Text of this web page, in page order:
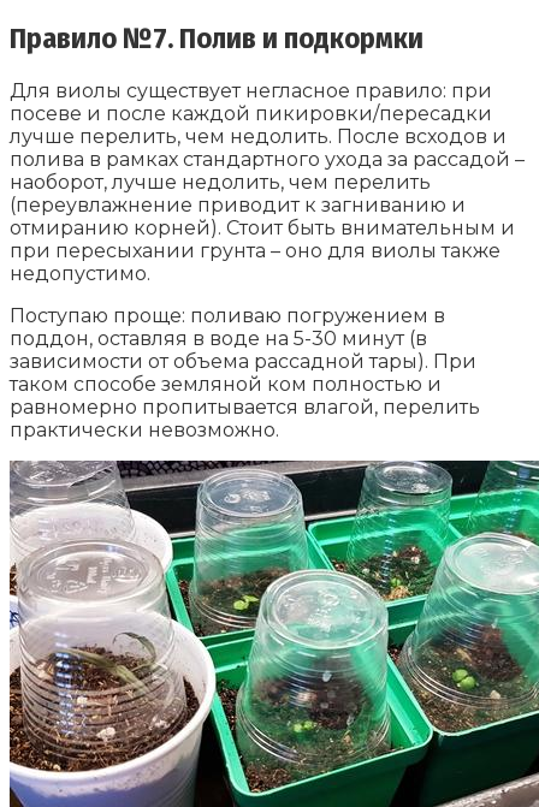
Правило №7. Полив и подкормки
Для виолы существует негласное правило: при
посеве и после каждой пикировки/пересадки
лучше перелить, чем недолить. После всходов и
полива в рамках стандартного ухода за рассадой –
наоборот, лучше недолить, чем перелить
(переувлажнение приводит к загниванию и
отмиранию корней). Стоит быть внимательным и
при пересыхании грунта – оно для виолы также
недопустимо.
Поступаю проще: поливаю погружением в
поддон, оставляя в воде на 5-30 минут (в
зависимости от объема рассадной тары). При
таком способе земляной ком полностью и
равномерно пропитывается влагой, перелить
практически невозможно.